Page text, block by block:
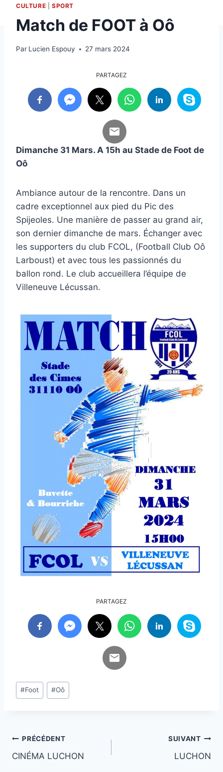
CULTURE SPORT
Match de FOOT à Oô
Par Lucien Espouy 27 mars 2024
PARTAGEZ
Dimanche 31 Mars. A 15h au Stade de Foot de
Oô
Ambiance autour de la rencontre. Dans un
cadre exceptionnel aux pied du Pic des
Spijeoles. Une manière de passer au grand air,
son dernier dimanche de mars. Échanger avec
les supporters du club FCOL, (Football Club Oô
Larboust) et avec tous les passionnés du
ballon rond. Le club accueillera l’équipe de
Villeneuve Lécussan.
PARTAGEZ
Étiquettes
de
#Foot #Oô
Navigation
de
PRÉCÉDENT
CINÉMA LUCHON
SUIVANT
LUCHON